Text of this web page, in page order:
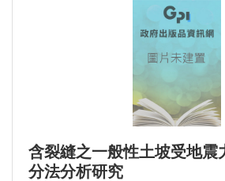
含裂縫之一般性土坡受地震
分法分析研究